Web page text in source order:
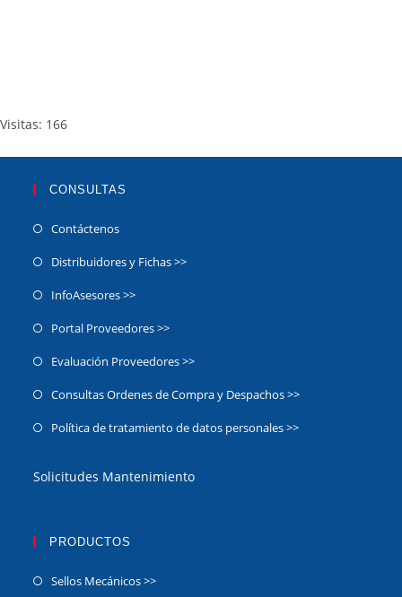
Visitas: 166
CONSULTAS
Contáctenos
Distribuidores y Fichas >>
InfoAsesores >>
Portal Proveedores >>
Evaluación Proveedores >>
Consultas Ordenes de Compra y Despachos >>
Política de tratamiento de datos personales >>
Solicitudes Mantenimiento
PRODUCTOS
Sellos Mecánicos >>